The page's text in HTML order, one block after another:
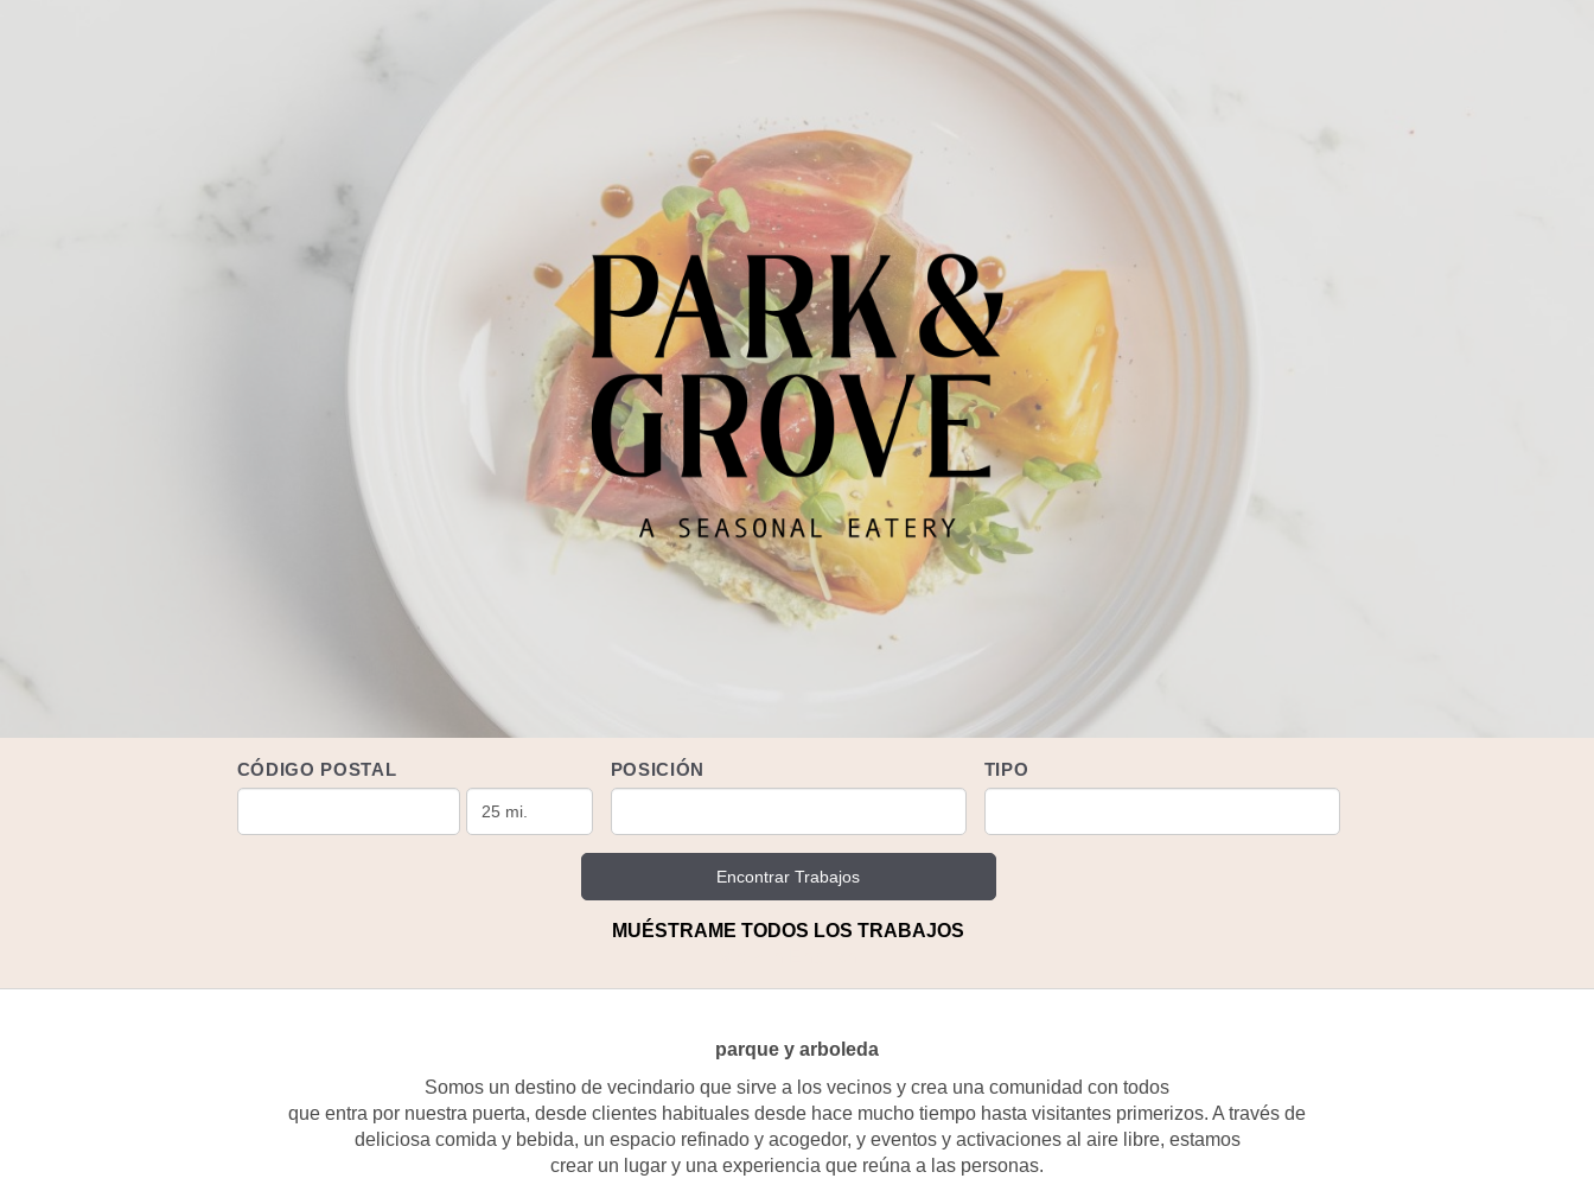
CÓDIGO POSTAL POSICIÓN TIPO
MUÉSTRAME TODOS LOS TRABAJOS
parque y arboleda
Somos un destino de vecindario que sirve a los vecinos y crea una comunidad con todos
que entra por nuestra puerta, desde clientes habituales desde hace mucho tiempo hasta visitantes primerizos. A través de
deliciosa comida y bebida, un espacio refinado y acogedor, y eventos y activaciones al aire libre, estamos
crear un lugar y una experiencia que reúna a las personas.